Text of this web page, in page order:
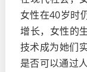
女性在40岁时
增长，女性的
技术成为她们
是否可以通过